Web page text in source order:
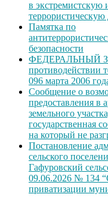
в экстремистскую
террористическую
Памятка по
безопасности
ФЕДЕРАЛЬНЫЙ
противодействии
096 марта 2006
Сообщение о
предоставления в
земельного
государственная
на который не
Постановление
сельского
Гафуровский
09.06.2026 № 134
приватизации